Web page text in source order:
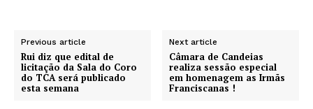
Previous article
Rui diz que edital de
licitação da Sala do Coro
do TCA será publicado
esta semana
Next article
Câmara de Candeias
realiza sessão especial
em homenagem as Irmãs
Franciscanas !